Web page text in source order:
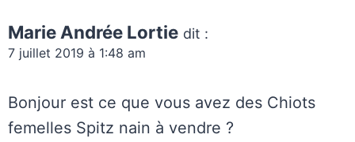
Marie Andrée Lortie dit :
7 juillet 2019 à 1:48 am
Bonjour est ce que vous avez des Chiots
femelles Spitz nain à vendre ?